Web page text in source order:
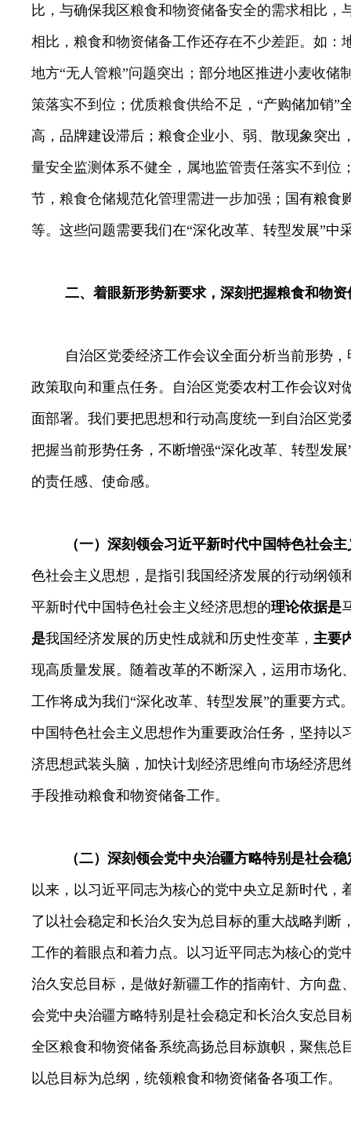
比，与确保我区粮食和物资储备安全的需求相比，
相比，粮食和物资储备工作还存在不少差距。如：
地方“无人管粮”问题突出； 部分地区推进小麦收储
策落实不到位 ； 优质粮食供给不足， “产购储加销”
高，品牌建设滞后；粮食企业小、弱、散现象突出
量安全监测体系不健全，属地监管责任落实不到位
节，粮食仓储规范化管理需进一步加强； 国有粮食
等。这些问题需要我们在“深化改革、转型发展”中
二、着眼新形势新要求，深刻把握粮食和物
自治区党委经济工作会议全面分析当前形势
政策取向和重点任务。自治区党委农村工作会议对
面部署。我们要把思想和行动高度统一到自治区党
把握当前形势任务，不断增强“深化改革、转型发
的责任感、使命感。
（一）深刻领会习近平新时代中国特色社会
色社会主义思想，是指引我国经济发展的行动纲领
平新时代中国特色社会主义经济思想的理论依据是
是我国经济发展的历史性成就和历史性变革， 主要
现高质量发展。随着改革的不断深入，运用市场化
工作将成为我们“深化改革、转型发展”的重要方式
中国特色社会主义思想作为重要政治任务，坚持以
济思想武装头脑， 加快计划经济思维向市场经济思
手段推动粮食和物资储备工作。
（二）深刻领会党中央治疆方略特别是社会
以来，以习近平同志为核心的党中央立足新时代，
了以社会稳定和长治久安为总目标的重大战略判断
工作的着眼点和着力点。以习近平同志为核心的党
治久安总目标，是做好新疆工作的指南针、方向盘
会党中央治疆方略特别是社会稳定和长治久安总目
全区粮食和物资储备系统高扬总目标旗帜，聚焦总
以总目标为总纲，统领粮食和物资储备各项工作。